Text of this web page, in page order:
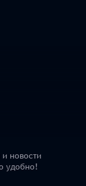
новости
удобно!